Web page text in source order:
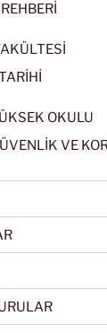
OKULU
VE